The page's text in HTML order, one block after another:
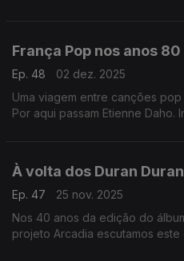
França Pop nos anos 80
Ep. 48
02 dez. 2025
Uma viagem entre canções
Por aqui passam Etienne Daho.
À volta dos Duran Duran
Ep. 47
25 nov. 2025
Nos 40 anos da edição do
projeto Arcadia escutamos